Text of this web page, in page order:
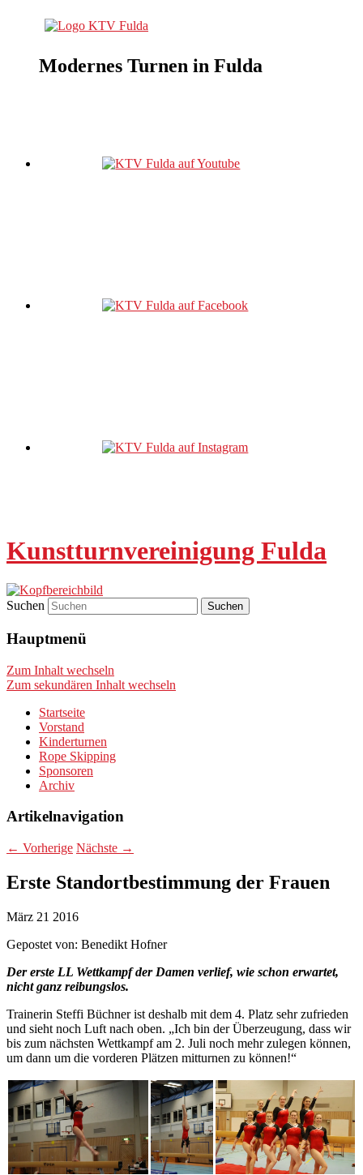
Modernes Turnen in Fulda
Kunstturnvereinigung Fulda
Suchen
Hauptmenü
Zum Inhalt wechseln
Zum sekundären Inhalt wechseln
Startseite
Vorstand
Kinderturnen
Rope Skipping
Sponsoren
Archiv
Artikelnavigation
← Vorherige Nächste →
Erste Standortbestimmung der Frauen
März 21 2016
Gepostet von: Benedikt Hofner
Der erste LL Wettkampf der Damen verlief, wie schon erwartet,
nicht ganz reibungslos.
Trainerin Steffi Büchner ist deshalb mit dem 4. Platz sehr zufrieden
und sieht noch Luft nach oben. „Ich bin der Überzeugung, dass wir
bis zum nächsten Wettkampf am 2. Juli noch mehr zulegen können,
um dann um die vorderen Plätzen mitturnen zu können!“